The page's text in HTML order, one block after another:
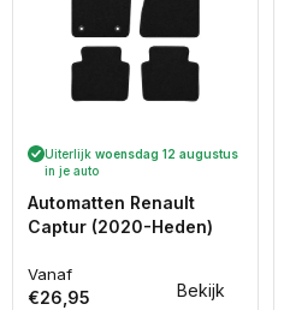
Bekijk
Uiterlijk woensdag 12 augustus
in je auto
Automatten Renault
Captur (2020-Heden)
Normale
prijs
Vanaf
€26,95